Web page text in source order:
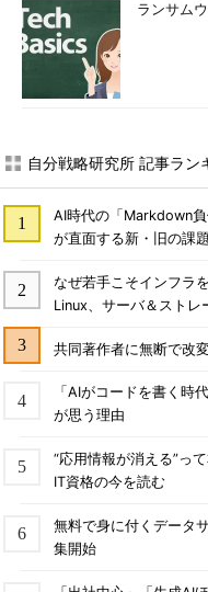
ランサム
自分戦略研究所 記事ラン
AI時代の「Markdown
が直面する新・旧の課題
なぜ若手こそインフラ
Linux、サーバ＆ストレ
共同著作者に無断で改
「AIがコードを書く
が思う理由
“応用情報が消える”っ
IT資格の今を読む
無料で身に付くデータ
集開始